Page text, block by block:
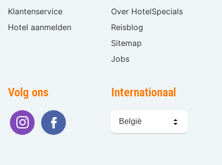
Klantenservice
Hotel aanmelden
Over HotelSpecials
Reisblog
Sitemap
Jobs
Volg ons Internationaal
kiezen